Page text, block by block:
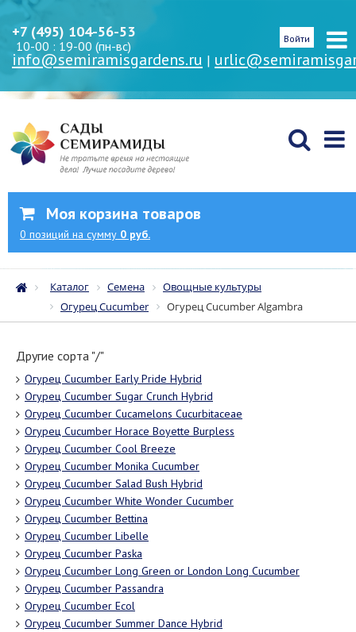
+7 (495) 104-56-53
10-00 : 19-00 (пн-вс)
info@semiramisgardens.ru |
Войти
Моя корзина товаров
0 позиций на сумму 0 руб.
Каталог Семена
Овощные культуры
Огурец Cucumber
Огурец Cucumber Algambra
Другие сорта "/"
Огурец Cucumber Early Pride Hybrid
Огурец Cucumber Sugar Crunch Hybrid
Огурец Cucumber Cucamelons Cucurbitaceae
Огурец Cucumber Horace Boyette Burpless
Огурец Cucumber Cool Breeze
Огурец Cucumber Monika Cucumber
Огурец Cucumber Salad Bush Hybrid
Огурец Cucumber White Wonder Cucumber
Огурец Cucumber Bettina
Огурец Cucumber Libelle
Огурец Cucumber Paska
Огурец Cucumber Long Green or London Long Cucumber
Огурец Cucumber Passandra
Огурец Cucumber Ecol
Огурец Cucumber Summer Dance Hybrid